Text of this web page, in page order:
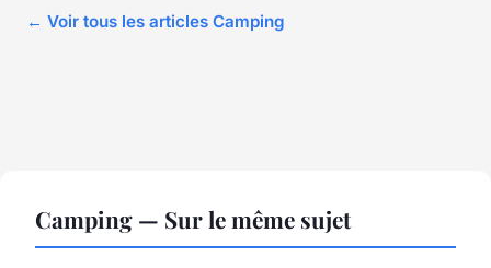
← Voir tous les articles Camping
Camping — Sur le même sujet